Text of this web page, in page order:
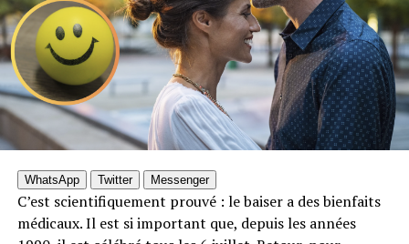
WhatsApp Twitter Messenger
C’est scientifiquement prouvé : le baiser a des bienfaits
médicaux. Il est si important que, depuis les années